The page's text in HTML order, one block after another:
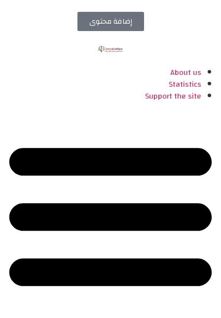
إضافة محتوى
About us
Statistics
Support the site